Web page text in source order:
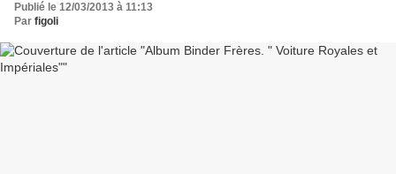
Publié le 12/03/2013 à 11:13
Par figoli